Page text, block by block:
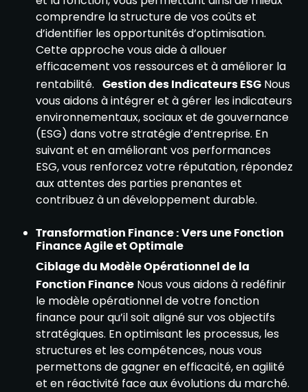
comprendre la structure de vos coûts et
d’identifier les opportunités d’optimisation.
Cette approche vous aide à allouer
efficacement vos ressources et à améliorer la
rentabilité. Gestion des Indicateurs ESG Nous
vous aidons à intégrer et à gérer les indicateurs
environnementaux, sociaux et de gouvernance
(ESG) dans votre stratégie d’entreprise. En
suivant et en améliorant vos performances
ESG, vous renforcez votre réputation, répondez
aux attentes des parties prenantes et
contribuez à un développement durable.
Transformation Finance : Vers une Fonction
Finance Agile et Optimale
Ciblage du Modèle Opérationnel de la
Fonction Finance Nous vous aidons à redéfinir
le modèle opérationnel de votre fonction
finance pour qu’il soit aligné sur vos objectifs
stratégiques. En optimisant les processus, les
structures et les compétences, nous vous
permettons de gagner en efficacité, en agilité
et en réactivité face aux évolutions du marché.